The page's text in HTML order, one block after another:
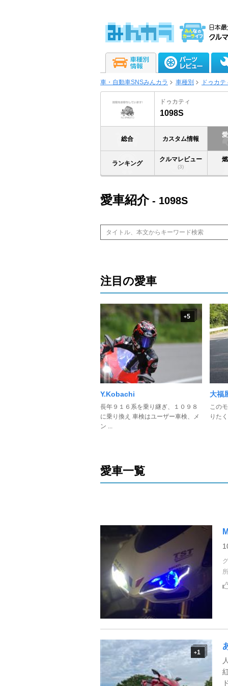
車・自動車SNSみんカラ 車種別 ドゥカテ
ドゥカティ
1098S
総合 カスタム情報
ランキング
クルマレビュー
(3)
愛車紹介- 1098S
注目の愛車
+5
Y.Kobachi
長年９１６系を乗り継ぎ、１０９８
に乗り換え 車検はユーザー車検、メ
ン ...
大福
この
りた
愛車一覧
+1